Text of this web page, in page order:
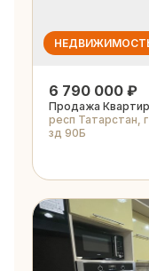
6 790 000 ₽
Продажа
респ Татарстан,
зд 90Б